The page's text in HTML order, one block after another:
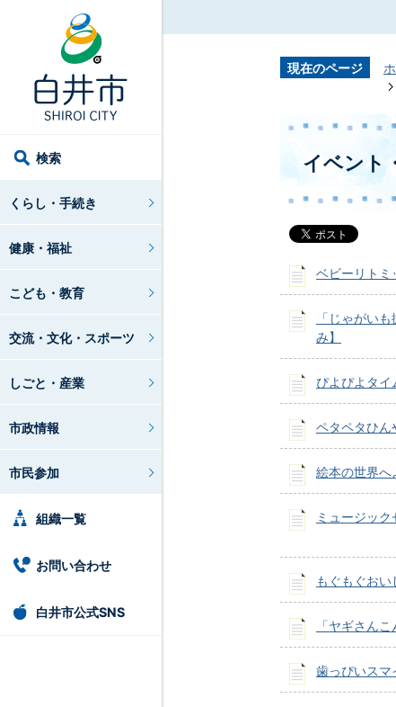
検索
くらし・手続き
健康・福祉
こども・教育
交流・文化・スポーツ
しごと・産業
市政情報
市民参加
組織一覧
お問い合わせ
白井市公式SNS
現在のページ
イベント
ベビーリトミ
「じゃがい
み】
ぴよぴよタイ
ペタペタひん
絵本の世界へ
ミュージッ
もぐもぐおい
「ヤギさん
歯っぴいスマ